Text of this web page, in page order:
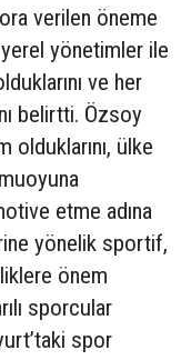
verilen öneme
yönetimler ile
ve her
belirtti. Özsoy
olduklarını, ülke
etme adına
yönelik sportif,
önem
sporcular
spor